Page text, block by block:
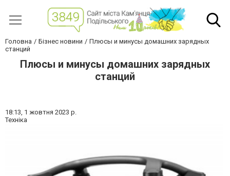
Головна Бізнес новини
Плюсы и минусы домашних зарядных
станций
Плюсы и минусы домашних зарядных
станций
18:13, 1 жовтня 2023 р.
Техніка